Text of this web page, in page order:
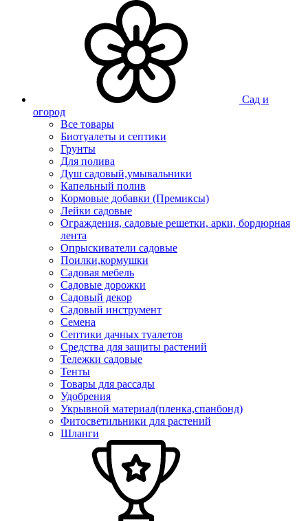
Сад и
огород
Все товары
Биотуалеты и септики
Грунты
Для полива
Душ садовый,умывальники
Капельный полив
Кормовые добавки (Премиксы)
Лейки садовые
Ограждения, садовые решетки, арки, бордюрная
лента
Опрыскиватели садовые
Поилки,кормушки
Садовая мебель
Садовые дорожки
Садовый декор
Садовый инструмент
Семена
Септики дачных туалетов
Средства для защиты растений
Тележки садовые
Тенты
Товары для рассады
Удобрения
Укрывной материал(пленка,спанбонд)
Фитосветильники для растений
Шланги